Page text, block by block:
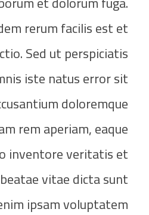
rerum facilis est et
Sed ut perspiciatis
iste natus error sit
doloremque
rem aperiam, eaque
inventore veritatis et
vitae dicta sunt
ipsam voluptatem